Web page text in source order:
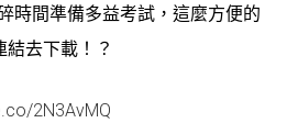
時間準備多益考試，這麼方便的
去下載！？
2N3AvMQ